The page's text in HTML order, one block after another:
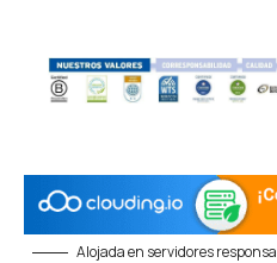
Alojada en servidores